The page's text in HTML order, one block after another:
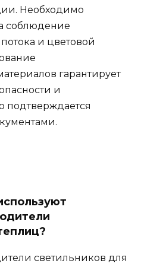
Необходимо
соблюдение
и цветовой
гарантирует
и
подтверждается
светильников для